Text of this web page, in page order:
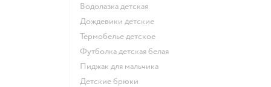
Водолазка детская
Дождевики детские
Термобелье детское
Футболка детская белая
Пиджак для мальчика
Детские брюки